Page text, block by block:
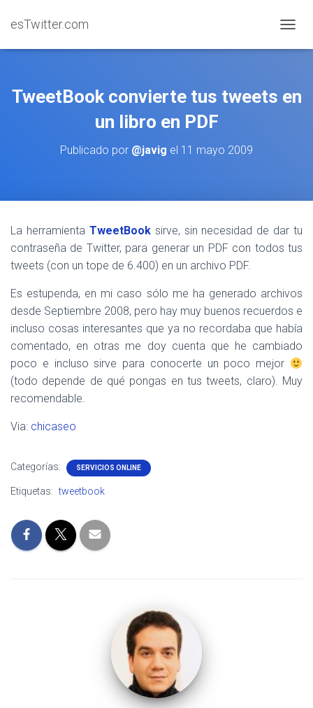
esTwitter.com
TweetBook convierte tus tweets en
un libro en PDF
Publicado por @javig el 11 mayo 2009
La herramienta TweetBooksirve, sin necesidad de dar tu
contraseña de Twitter, para generar un PDF con todos tus
tweets (con un tope de 6.400) en un archivo PDF.
Es estupenda, en mi caso sólo me ha generado archivos
desde Septiembre 2008, pero hay muy buenos recuerdos e
incluso cosas interesantes que ya no recordaba que había
comentado, en otras me doy cuenta que he cambiado
poco e incluso sirve para conocerte un poco mejor
(todo depende de qué pongas en tus tweets, claro). Muy
recomendable.
Via: chicaseo
Categorías: SERVICIOS ONLINE
Etiquetas: tweetbook